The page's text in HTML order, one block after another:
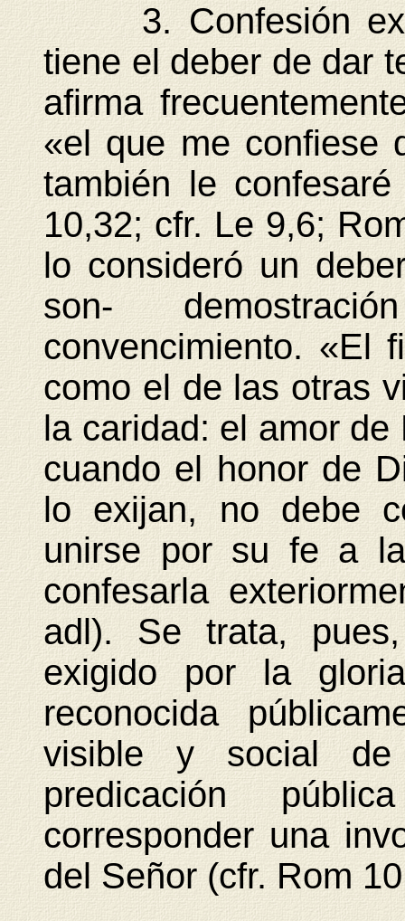
3. Confesión
tiene el deber de dar
afirma
«el que me confiese
también le
10,32; cfr. Le 9,6;
lo consideró un
son-
convencimiento. «El
como el de las otras
la caridad: el amor
cuando el honor de
lo exijan, no debe
unirse por su fe a
confesarla
adl). Se trata,
exigido por la
reconocida
visible y social
predicación
corresponder una
del Señor (cfr. Rom